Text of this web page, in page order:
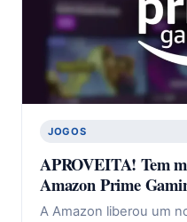
JOGOS
APROVEITA! Tem
Amazon Prime
A Amazon liberou um